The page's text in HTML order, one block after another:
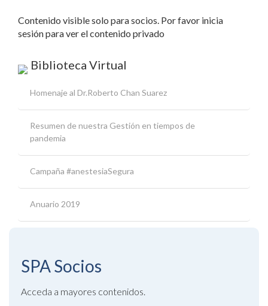
Contenido visible solo para socios. Por favor inicia
sesión para ver el contenido privado
Biblioteca Virtual
Homenaje al Dr.Roberto Chan Suarez
Resumen de nuestra Gestión en tiempos de
pandemia
Campaña #anestesiaSegura
Anuario 2019
SPASocios
Acceda a mayores contenidos.